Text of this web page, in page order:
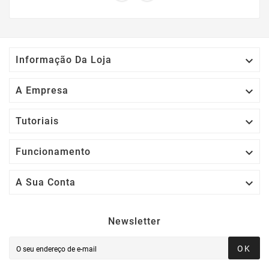
Informação Da Loja 
A Empresa 
Tutoriais 
Funcionamento 
A Sua Conta 
Newsletter
OK